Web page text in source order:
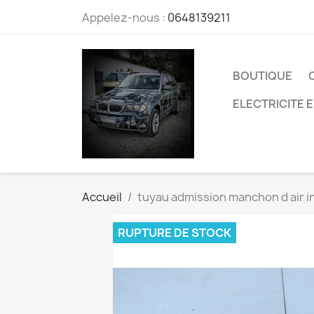
Appelez-nous : 0648139211
BOUTIQUE
ELECTRICITE
Accueil tuyau admission manchon d air
RUPTURE DE STOCK